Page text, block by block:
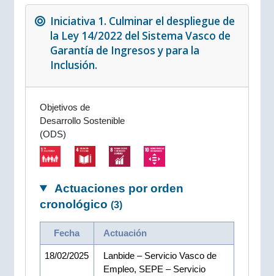
Iniciativa 1. Culminar el despliegue de
la Ley 14/2022 del Sistema Vasco de
Garantía de Ingresos y para la
Inclusión.
Objetivos de
Desarrollo Sostenible
(ODS)
Actuaciones por orden
cronológico (3)
Fecha Actuación
18/02/2025
Lanbide – Servicio Vasco de
Empleo, SEPE – Servicio